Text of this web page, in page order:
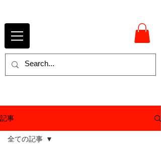
記事
全ての記事